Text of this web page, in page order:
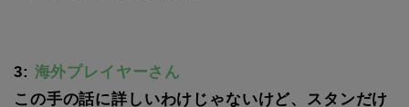
3: 海外プレイヤーさん
この手の話に詳しいわけじゃないけど、スタンだけ